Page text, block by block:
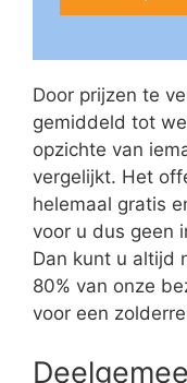
Door prijzen te
gemiddeld tot
opzichte van
vergelijkt. Het
helemaal gratis
voor u dus geen
Dan kunt u altijd
80% van onze
voor een